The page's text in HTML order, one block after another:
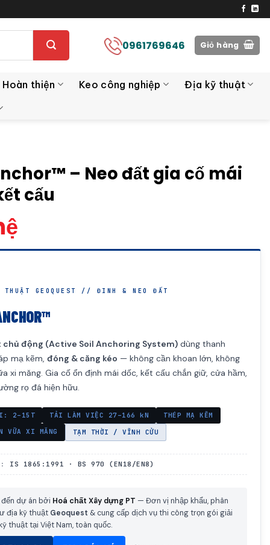
0961769646 Giỏ hàng
thiện Keo công nghiệp Địa kỹ thuật
– Neo đất gia cố mái
cấu
GEOQUEST // ĐINH & NEO ĐẤT
chủ động (Active Soil Anchoring System) dùng thanh
mạ kẽm, đóng & căng kéo — không cần khoan lớn, không
xi măng. Gia cố ổn định mái dốc, kết cấu chắn giữ, cửa hầm,
rọ đá hiện hữu.
2–15T TẢI LÀM VIỆC 27–166 kN
THÉP MẠ KẼM
VỮA XI MĂNG
TẠM THỜI / VĨNH CỬU
IS 1865:1991 · BS 970 (EN18/EN8)
dự án bởi Hoá chất Xây dựng PT — Đơn vị nhập khẩu, phân
địa kỹ thuật Geoquest & cung cấp dịch vụ thi công trọn gói giải
thuật tại Việt Nam, toàn quốc.